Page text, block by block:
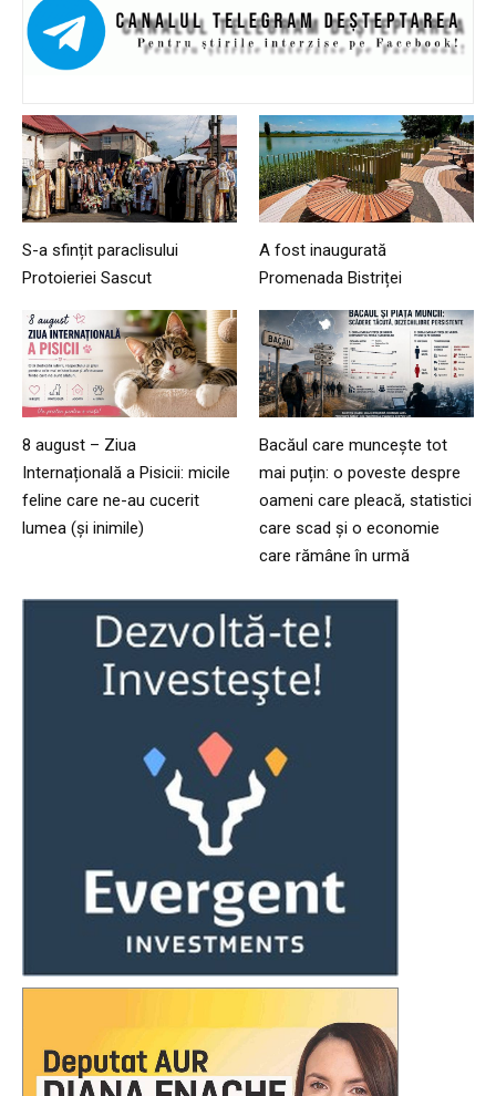
S-a sfințit paraclisului
Protoieriei Sascut
A fost inaugurată
Promenada Bistriței
8 august – Ziua
Internațională a Pisicii: micile
feline care ne-au cucerit
lumea (și inimile)
Bacăul care muncește tot
mai puțin: o poveste despre
oameni care pleacă, statistici
care scad și o economie
care rămâne în urmă